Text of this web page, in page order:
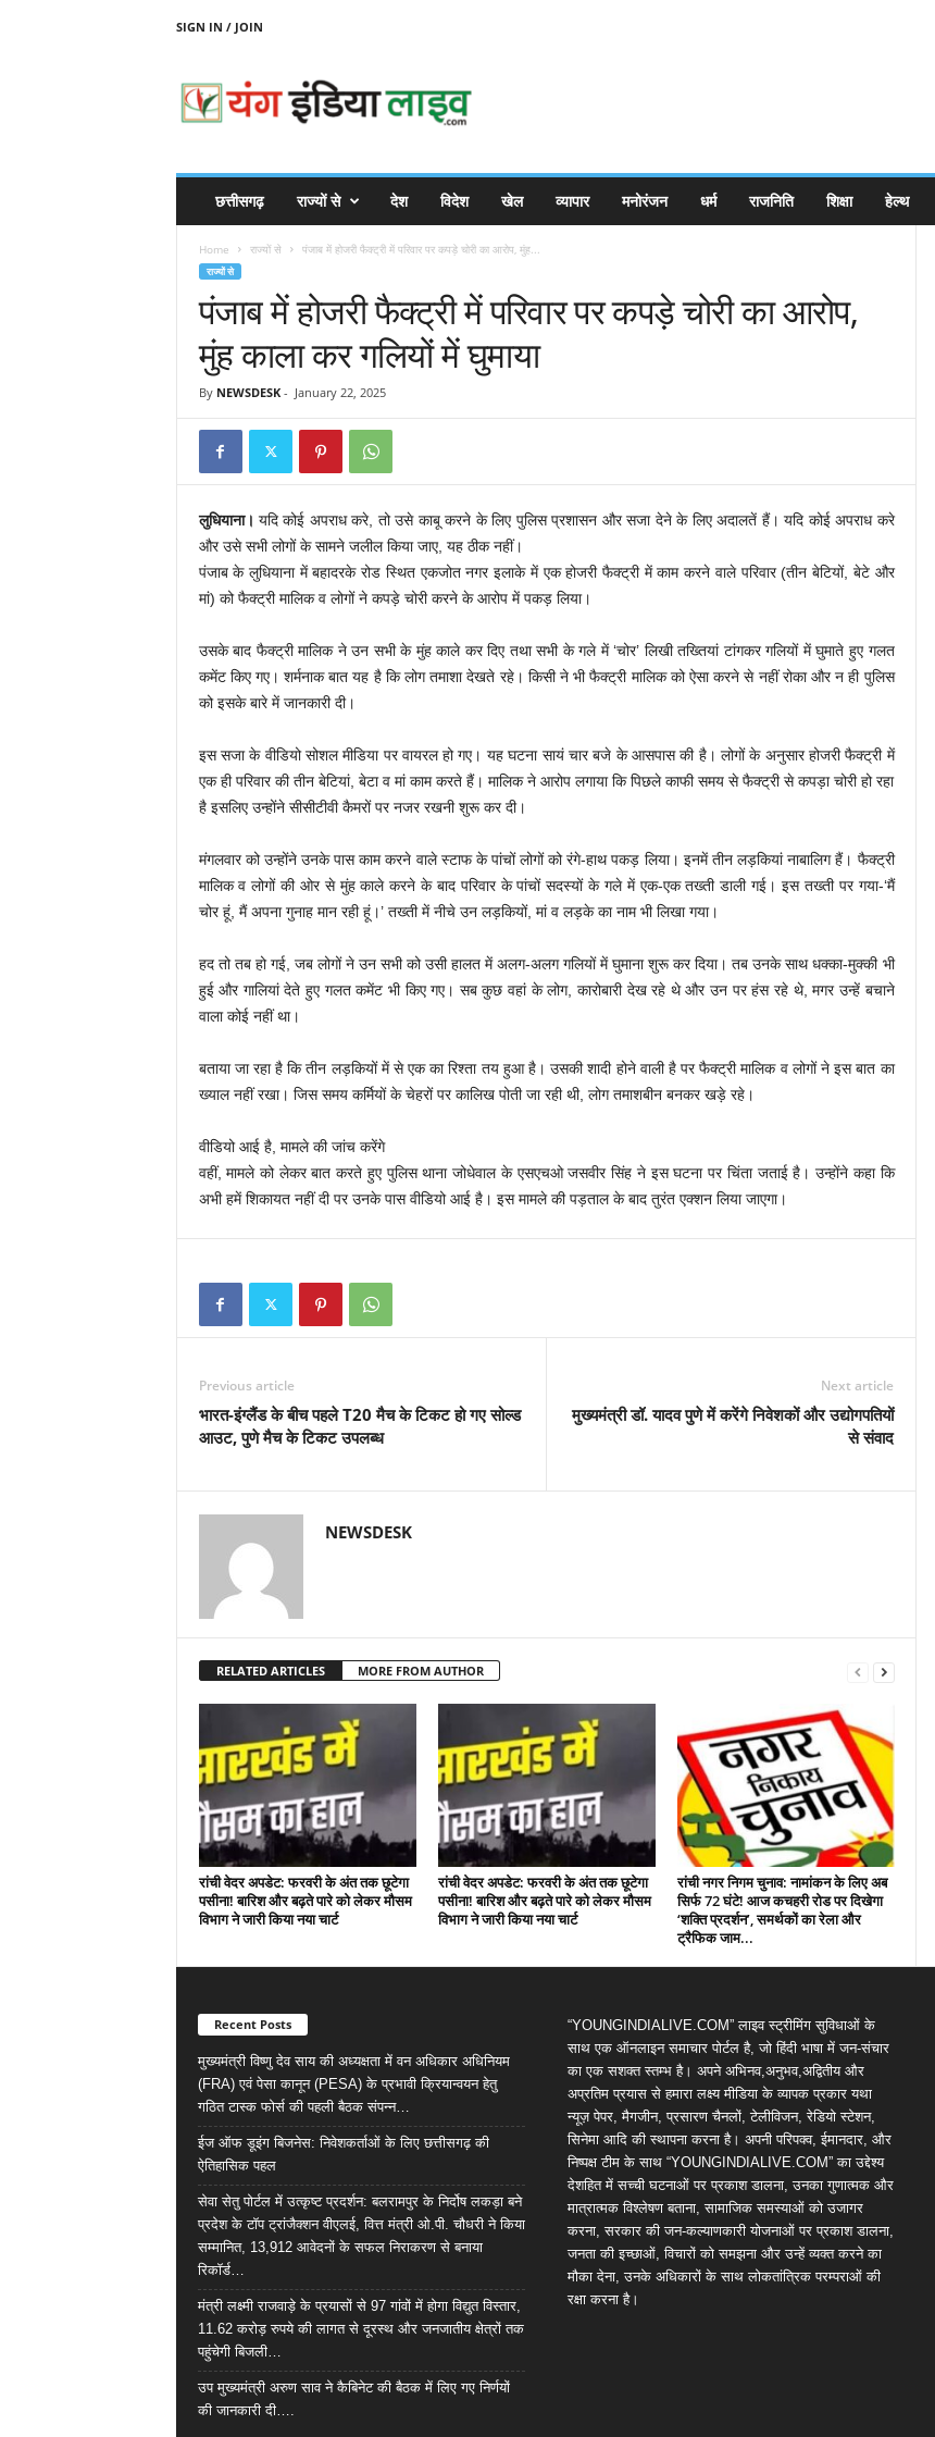
SIGN IN / JOIN
N
छत्तीसगढ़ राज्यों से देश विदेश खेल व्यापार मनोरंजन धर्म राजनिति शिक्षा हेल्थ
Home राज्यों से पंजाब में होजरी फैक्ट्री में परिवार पर कपड़े चोरी का आरोप, मुंह...
राज्यों से
पंजाब में होजरी फैक्ट्री में परिवार पर कपड़े चोरी का आरोप,
मुंह काला कर गलियों में घुमाया
By NEWSDESK- January 22, 2025
लुधियाना। यदि कोई अपराध करे, तो उसे काबू करने के लिए पुलिस प्रशासन और सजा देने के लिए अदालतें हैं। यदि कोई अपराध करे
और उसे सभी लोगों के सामने जलील किया जाए, यह ठीक नहीं।
पंजाब के लुधियाना में बहादरके रोड स्थित एकजोत नगर इलाके में एक होजरी फैक्ट्री में काम करने वाले परिवार (तीन बेटियों, बेटे और
मां) को फैक्ट्री मालिक व लोगों ने कपड़े चोरी करने के आरोप में पकड़ लिया।
उसके बाद फैक्ट्री मालिक ने उन सभी के मुंह काले कर दिए तथा सभी के गले में ‘चोर’ लिखी तख्तियां टांगकर गलियों में घुमाते हुए गलत
कमेंट किए गए। शर्मनाक बात यह है कि लोग तमाशा देखते रहे। किसी ने भी फैक्ट्री मालिक को ऐसा करने से नहीं रोका और न ही पुलिस
को इसके बारे में जानकारी दी।
इस सजा के वीडियो सोशल मीडिया पर वायरल हो गए। यह घटना सायं चार बजे के आसपास की है। लोगों के अनुसार होजरी फैक्ट्री में
एक ही परिवार की तीन बेटियां, बेटा व मां काम करते हैं। मालिक ने आरोप लगाया कि पिछले काफी समय से फैक्ट्री से कपड़ा चोरी हो रहा
है इसलिए उन्होंने सीसीटीवी कैमरों पर नजर रखनी शुरू कर दी।
मंगलवार को उन्होंने उनके पास काम करने वाले स्टाफ के पांचों लोगों को रंगे-हाथ पकड़ लिया। इनमें तीन लड़कियां नाबालिग हैं। फैक्ट्री
मालिक व लोगों की ओर से मुंह काले करने के बाद परिवार के पांचों सदस्यों के गले में एक-एक तख्ती डाली गई। इस तख्ती पर गया-‘मैं
चोर हूं, मैं अपना गुनाह मान रही हूं।’ तख्ती में नीचे उन लड़कियों, मां व लड़के का नाम भी लिखा गया।
हद तो तब हो गई, जब लोगों ने उन सभी को उसी हालत में अलग-अलग गलियों में घुमाना शुरू कर दिया। तब उनके साथ धक्का-मुक्की भी
हुई और गालियां देते हुए गलत कमेंट भी किए गए। सब कुछ वहां के लोग, कारोबारी देख रहे थे और उन पर हंस रहे थे, मगर उन्हें बचाने
वाला कोई नहीं था।
बताया जा रहा है कि तीन लड़कियों में से एक का रिश्ता तय हुआ है। उसकी शादी होने वाली है पर फैक्ट्री मालिक व लोगों ने इस बात का
ख्याल नहीं रखा। जिस समय कर्मियों के चेहरों पर कालिख पोती जा रही थी, लोग तमाशबीन बनकर खड़े रहे।
वीडियो आई है, मामले की जांच करेंगे
वहीं, मामले को लेकर बात करते हुए पुलिस थाना जोधेवाल के एसएचओ जसवीर सिंह ने इस घटना पर चिंता जताई है। उन्होंने कहा कि
अभी हमें शिकायत नहीं दी पर उनके पास वीडियो आई है। इस मामले की पड़ताल के बाद तुरंत एक्शन लिया जाएगा।
Previous article
भारत-इंग्लैंड के बीच पहले T20 मैच के टिकट हो गए सोल्ड
आउट, पुणे मैच के टिकट उपलब्ध
Next article
मुख्यमंत्री डॉ. यादव पुणे में करेंगे निवेशकों और उद्योगपतियों
से संवाद
NEWSDESK
RELATED ARTICLES MORE FROM AUTHOR
रांची वेदर अपडेट: फरवरी के अंत तक छूटेगा
पसीना! बारिश और बढ़ते पारे को लेकर मौसम
विभाग ने जारी किया नया चार्ट
रांची वेदर अपडेट: फरवरी के अंत तक छूटेगा
पसीना! बारिश और बढ़ते पारे को लेकर मौसम
विभाग ने जारी किया नया चार्ट
रांची नगर निगम चुनाव: नामांकन के लिए अब
सिर्फ 72 घंटे! आज कचहरी रोड पर दिखेगा
‘शक्ति प्रदर्शन’, समर्थकों का रेला और
ट्रैफिक जाम...
Recent Posts
मुख्यमंत्री विष्णु देव साय की अध्यक्षता में वन अधिकार अधिनियम
(FRA) एवं पेसा कानून (PESA) के प्रभावी क्रियान्वयन हेतु
गठित टास्क फोर्स की पहली बैठक संपन्न…
ईज ऑफ डूइंग बिजनेस: निवेशकर्ताओं के लिए छत्तीसगढ़ की
ऐतिहासिक पहल
सेवा सेतु पोर्टल में उत्कृष्ट प्रदर्शन: बलरामपुर के निर्दोष लकड़ा बने
प्रदेश के टॉप ट्रांजैक्शन वीएलई, वित्त मंत्री ओ.पी. चौधरी ने किया
सम्मानित, 13,912 आवेदनों के सफल निराकरण से बनाया
रिकॉर्ड…
मंत्री लक्ष्मी राजवाड़े के प्रयासों से 97 गांवों में होगा विद्युत विस्तार,
11.62 करोड़ रुपये की लागत से दूरस्थ और जनजातीय क्षेत्रों तक
पहुंचेगी बिजली…
उप मुख्यमंत्री अरुण साव ने कैबिनेट की बैठक में लिए गए निर्णयों
की जानकारी दी….
“YOUNGINDIALIVE.COM” लाइव स्ट्रीमिंग सुविधाओं के
साथ एक ऑनलाइन समाचार पोर्टल है, जो हिंदी भाषा में जन-संचार
का एक सशक्त स्तम्भ है। अपने अभिनव,अनुभव,अद्वितीय और
अप्रतिम प्रयास से हमारा लक्ष्य मीडिया के व्यापक प्रकार यथा
न्यूज़ पेपर, मैगजीन, प्रसारण चैनलों, टेलीविजन, रेडियो स्टेशन,
सिनेमा आदि की स्थापना करना है। अपनी परिपक्व, ईमानदार, और
निष्पक्ष टीम के साथ “YOUNGINDIALIVE.COM” का उद्देश्य
देशहित में सच्ची घटनाओं पर प्रकाश डालना, उनका गुणात्मक और
मात्रात्मक विश्लेषण बताना, सामाजिक समस्याओं को उजागर
करना, सरकार की जन-कल्याणकारी योजनाओं पर प्रकाश डालना,
जनता की इच्छाओं, विचारों को समझना और उन्हें व्यक्त करने का
मौका देना, उनके अधिकारों के साथ लोकतांत्रिक परम्पराओं की
रक्षा करना है।